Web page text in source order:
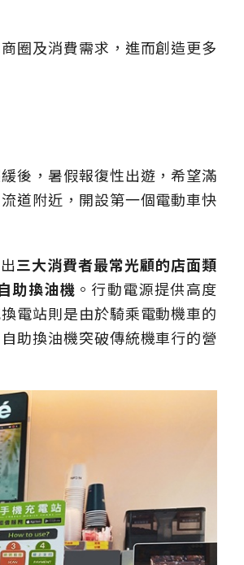
圈及消費需求，進而創造更多
後，暑假報復性出遊，希望滿
道附近，開設第一個電動車快
三大消費者最常光顧的店面類
助換油機 。 行動電源提供高度
電站則是由於騎乘電動機車的
助換油機突破傳統機車行的營